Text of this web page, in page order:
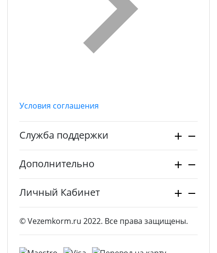
Условия соглашения
Служба поддержки
Дополнительно
Личный Кабинет
© Vezemkorm.ru 2022. Все права защищены.